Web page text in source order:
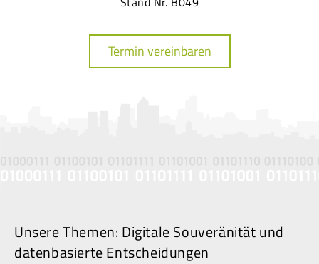
Termin vereinbaren
Unsere Themen: Digitale Souveränität und
datenbasierte Entscheidungen